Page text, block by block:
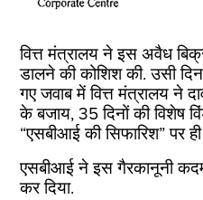
वित्त मंत्रालय ने इस अवैध
डालने की कोशिश की. उसी
गए जवाब में वित्त मंत्रालय ने
के बजाय, 35 दिनों की विशेष
“एसबीआई की सिफारिश” पर
एसबीआई ने इस गैरकानूनी
कर दिया.